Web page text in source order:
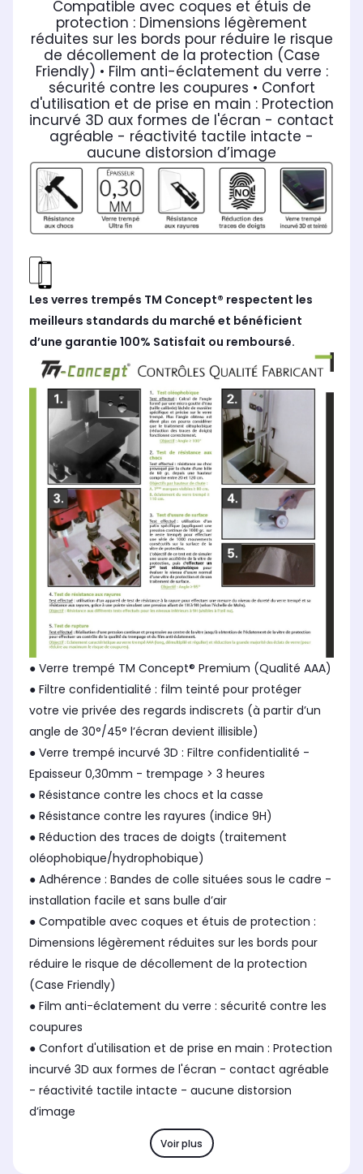
Compatible avec coques et étuis de
protection : Dimensions légèrement
réduites sur les bords pour réduire le risque
de décollement de la protection (Case
Friendly) • Film anti-éclatement du verre :
sécurité contre les coupures • Confort
d'utilisation et de prise en main : Protection
incurvé 3D aux formes de l'écran - contact
agréable - réactivité tactile intacte -
aucune distorsion d’image
Les verres trempés TM Concept® respectent les
meilleurs standards du marché et bénéficient
d’une garantie 100% Satisfait ou remboursé.
● Verre trempé TM Concept® Premium (Qualité AAA)
● Filtre confidentialité : film teinté pour protéger
votre vie privée des regards indiscrets (à partir d’un
angle de 30°/45° l’écran devient illisible)
● Verre trempé incurvé 3D : Filtre confidentialité -
Epaisseur 0,30mm - trempage > 3 heures
● Résistance contre les chocs et la casse
● Résistance contre les rayures (indice 9H)
● Réduction des traces de doigts (traitement
oléophobique/hydrophobique)
● Adhérence : Bandes de colle situées sous le cadre -
installation facile et sans bulle d’air
● Compatible avec coques et étuis de protection :
Dimensions légèrement réduites sur les bords pour
réduire le risque de décollement de la protection
(Case Friendly)
● Film anti-éclatement du verre : sécurité contre les
coupures
● Confort d'utilisation et de prise en main : Protection
incurvé 3D aux formes de l'écran - contact agréable
- réactivité tactile intacte - aucune distorsion
d’image
Voir plus